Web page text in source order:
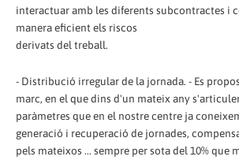
interactuar amb les diferents subcontractes i
manera eficient els riscos
derivats del treball.
- Distribució irregular de la jornada. - Es
marc, en el que dins d'un mateix any
paràmetres que en el nostre centre ja
generació i recuperació de jornades,
pels mateixos ... sempre per sota del 10% que